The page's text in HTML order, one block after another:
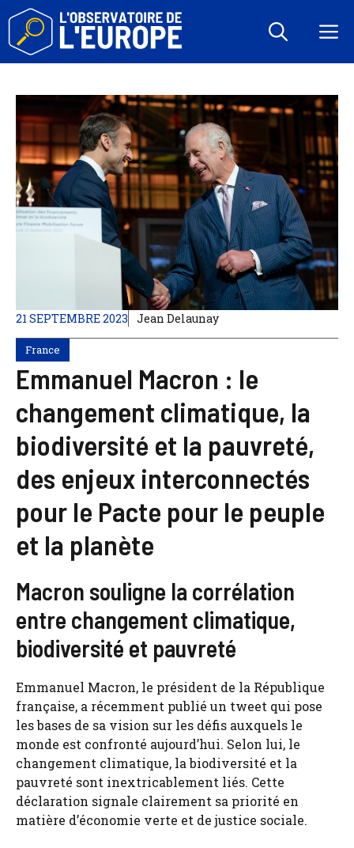
Aller
contenu
21 SEPTEMBRE 2023 Jean Delaunay
France
Emmanuel Macron : le
changement climatique, la
biodiversité et la pauvreté,
des enjeux interconnectés
pour le Pacte pour le peuple
et la planète
Macron souligne la corrélation
entre changement climatique,
biodiversité et pauvreté
Emmanuel Macron, le président de la République
française, a récemment publié un tweet qui pose
les bases de sa vision sur les défis auxquels le
monde est confronté aujourd’hui. Selon lui, le
changement climatique, la biodiversité et la
pauvreté sont inextricablement liés. Cette
déclaration signale clairement sa priorité en
matière d’économie verte et de justice sociale.